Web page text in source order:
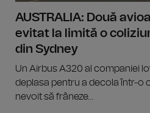
AUSTRALIA: Două
evitat la limită o
din Sydney
Un Airbus A320 al companiei
deplasa pentru a decola într-o
nevoit să frâneze...